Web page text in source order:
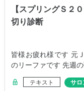
【スプリングＳ２
切り診断
皆様お疲れ様です 元
のリーファです 先週
テキスト サロ